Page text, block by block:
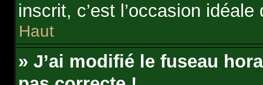
inscrit, c’est l’occasion idéale
Haut
» J’ai modifié le fuseau